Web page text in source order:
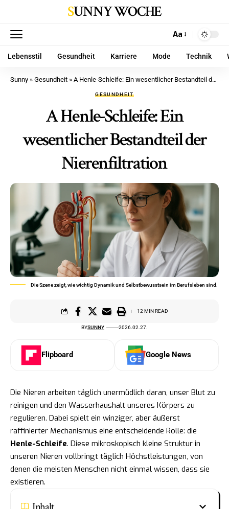
SUNNY WOCHE
Aa
Lebensstil Gesundheit Karriere Mode Technik
Sunny » Gesundheit » A Henle-Schleife: Ein wesentlicher Bestandteil der Nierenfiltration
GESUNDHEIT
A Henle-Schleife: Ein
wesentlicher Bestandteil der
Nierenfiltration
Die Szene zeigt, wie wichtig Dynamik und Selbstbewusstsein im Berufsleben sind.
BYSUNNY 2026.02.27.
12 MIN READ
Flipboard Google News
Die Nieren arbeiten täglich unermüdlich daran, unser Blut zu
reinigen und den Wasserhaushalt unseres Körpers zu
regulieren. Dabei spielt ein winziger, aber äußerst
raffinierter Mechanismus eine entscheidende Rolle: die
Henle-Schleife. Diese mikroskopisch kleine Struktur in
unseren Nieren vollbringt täglich Höchstleistungen, von
denen die meisten Menschen nicht einmal wissen, dass sie
existieren.